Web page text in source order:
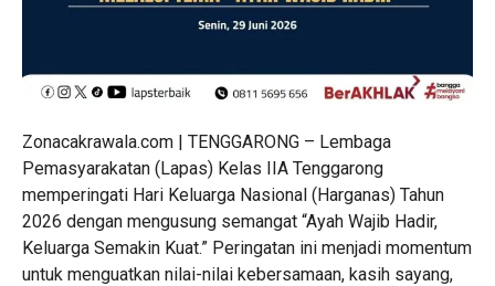
Zonacakrawala.com | TENGGARONG – Lembaga
Pemasyarakatan (Lapas) Kelas IIA Tenggarong
memperingati Hari Keluarga Nasional (Harganas) Tahun
2026 dengan mengusung semangat “Ayah Wajib Hadir,
Keluarga Semakin Kuat.” Peringatan ini menjadi momentum
untuk menguatkan nilai-nilai kebersamaan, kasih sayang,